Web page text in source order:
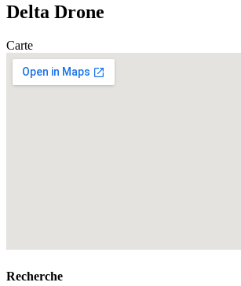
Delta Drone
Carte
Recherche